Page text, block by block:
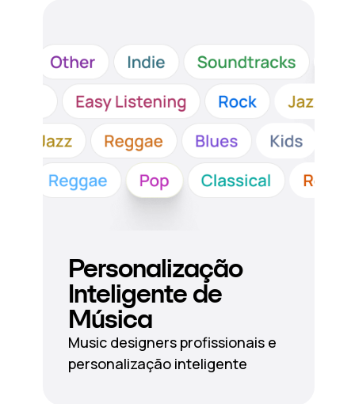
Personalização
Inteligente de
Música
Music designers profissionais e
personalização inteligente